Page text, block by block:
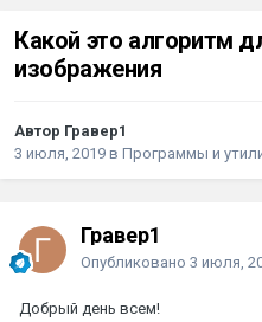
Какой это алгоритм
изображения
Автор Гравер1
3 июля, 2019 в Программы и
Гравер1
Опубликовано 3 июля,
Добрый день всем!